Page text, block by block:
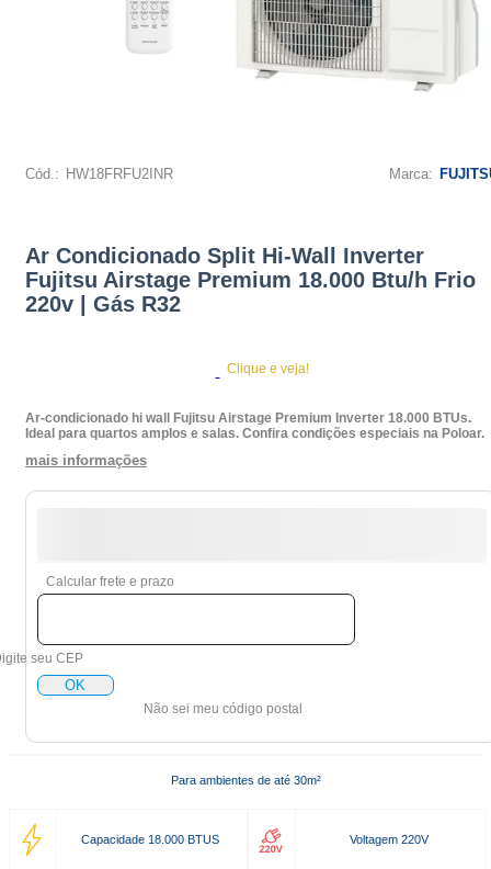
Cód.: HW18FRFU2INR Marca:
Ar Condicionado Split Hi-Wall Inverter
Fujitsu Airstage Premium 18.000 Btu/h Frio
220v | Gás R32
Clique e veja!
Ar-condicionado hi wall Fujitsu Airstage Premium Inverter 18.000 BTUs.
Ideal para quartos amplos e salas. Confira condições especiais na Poloar.
mais informações
Calcular frete e prazo
seu CEP
OK
Não sei meu código postal
Para ambientes de até 30m²
Capacidade 18.000 BTUS Voltagem 220V